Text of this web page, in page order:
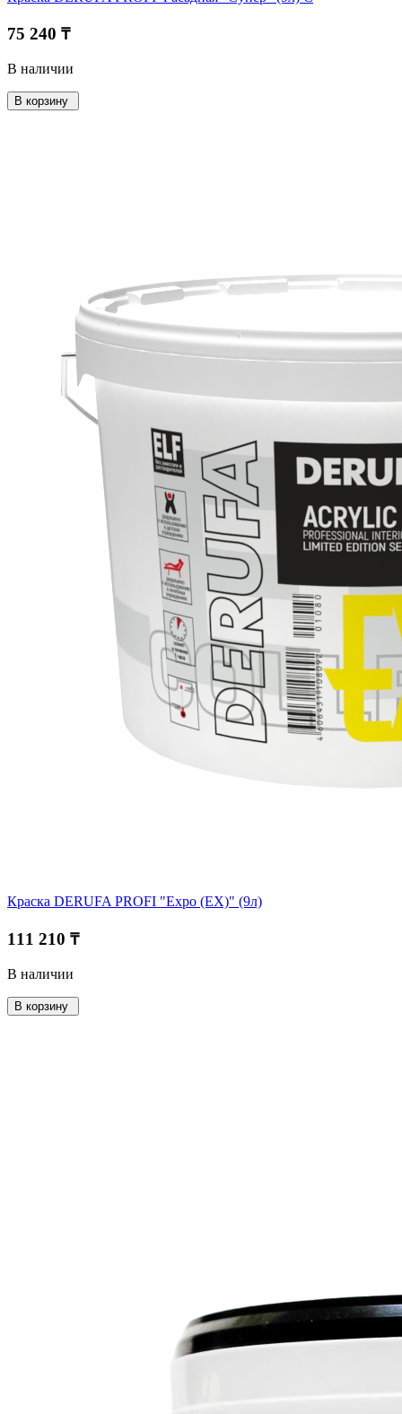
75 240 ₸
В наличии
В корзину
Краска DERUFA PROFI "Expo (EX)" (9л)
111 210 ₸
В наличии
В корзину